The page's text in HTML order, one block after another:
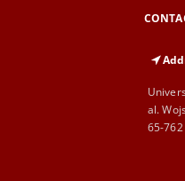
al.
65-